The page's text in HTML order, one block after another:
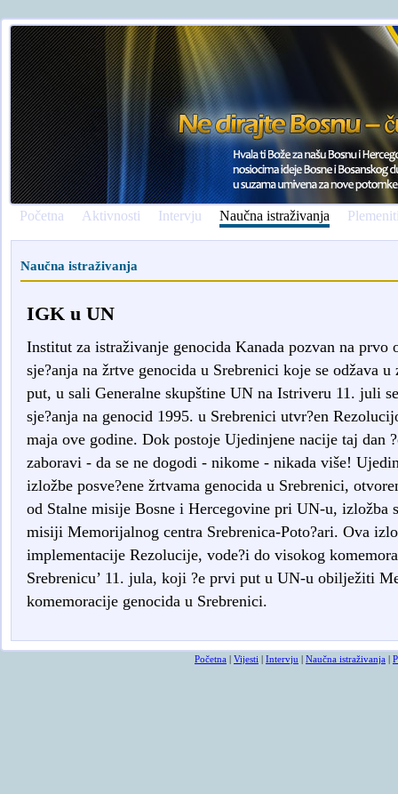
Početna Aktivnosti Intervju Naučna istraživanja
Naučna istraživanja
IGK u UN
Institut za istraživanje genocida Kanada pozvan na prvo
sje?anja na žrtve genocida u Srebrenici koje se odžava
put, u sali Generalne skupštine UN na Istriveru 11. juli
sje?anja na genocid 1995. u Srebrenici utvr?en
maja ove godine. Dok postoje Ujedinjene nacije taj dan
zaboravi - da se ne dogodi - nikome - nikada više!
izložbe posve?ene žrtvama genocida u Srebrenici,
od Stalne misije Bosne i Hercegovine pri UN-u, izložba
misiji Memorijalnog centra Srebrenica-Poto?ari. Ova
implementacije Rezolucije, vode?i do visokog
Srebrenicu’ 11. jula, koji ?e prvi put u UN-u obilježiti
komemoracije genocida u Srebrenici.
Početna Vijesti Intervju Naučna istraživanja